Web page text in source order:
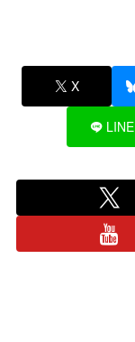
X
LINE